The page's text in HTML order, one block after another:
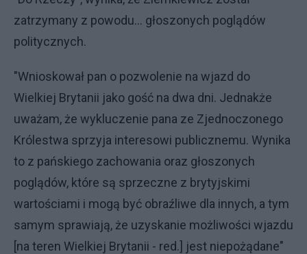
zatrzymany z powodu... głoszonych poglądów
politycznych.
"Wnioskował pan o pozwolenie na wjazd do
Wielkiej Brytanii jako gość na dwa dni. Jednakże
uważam, że wykluczenie pana ze Zjednoczonego
Królestwa sprzyja interesowi publicznemu. Wynika
to z pańskiego zachowania oraz głoszonych
poglądów, które są sprzeczne z brytyjskimi
wartościami i mogą być obraźliwe dla innych, a tym
samym sprawiają, że uzyskanie możliwości wjazdu
[na teren Wielkiej Brytanii - red.] jest niepożądane"